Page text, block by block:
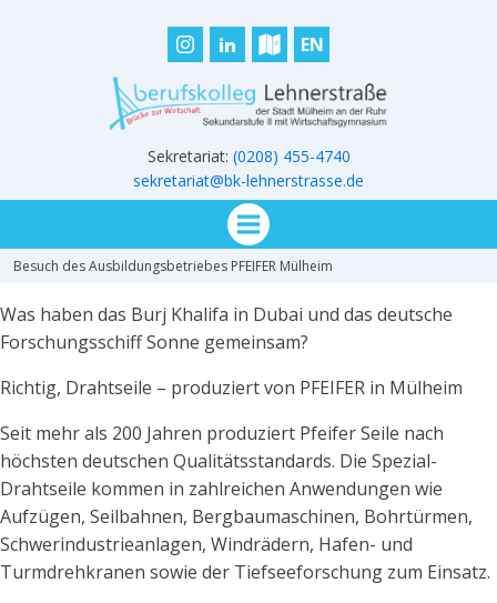
EN
Sekretariat: (0208) 455-4740
sekretariat@bk-lehnerstrasse.de
Besuch des Ausbildungsbetriebes PFEIFER Mülheim
Was haben das Burj Khalifa in Dubai und das deutsche
Forschungsschiff Sonne gemeinsam?
Richtig, Drahtseile – produziert von PFEIFER in Mülheim
Seit mehr als 200 Jahren produziert Pfeifer Seile nach
höchsten deutschen Qualitätsstandards. Die Spezial-
Drahtseile kommen in zahlreichen Anwendungen wie
Aufzügen, Seilbahnen, Bergbaumaschinen, Bohrtürmen,
Schwerindustrieanlagen, Windrädern, Hafen- und
Turmdrehkranen sowie der Tiefseeforschung zum Einsatz.